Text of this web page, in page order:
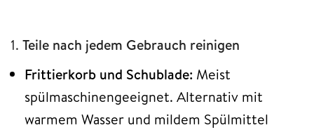
1. Teile nach jedem Gebrauch reinigen
Frittierkorb und Schublade: Meist
spülmaschinengeeignet. Alternativ mit
warmem Wasser und mildem Spülmittel